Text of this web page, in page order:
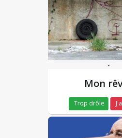
-
Mon
Trop drôle